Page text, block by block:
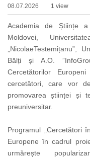
08.07.2026 1 view
Academia de Științe
Moldovei,
„NicolaeTestemițanu”,
Bălți și A.O.
Cercetătorilor
cercetători, care vor
promovarea științei și
preuniversitar.
Programul „Cercetători
Europene în cadrul
urmărește